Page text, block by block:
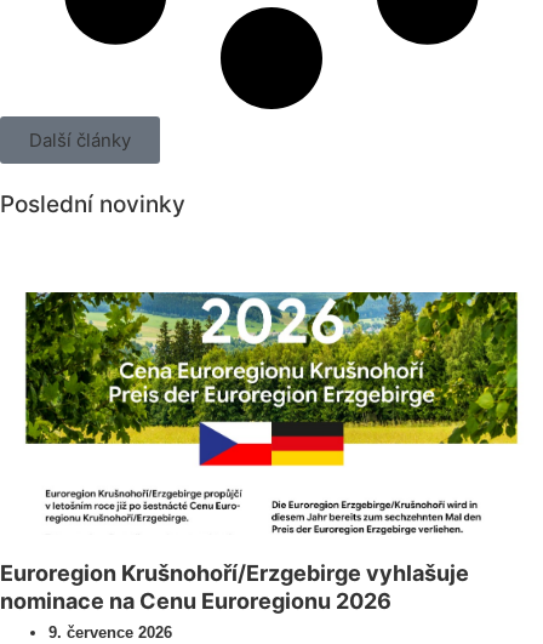
Další články
Poslední novinky
Euroregion Krušnohoří/Erzgebirge vyhlašuje
nominace na Cenu Euroregionu 2026
9. července 2026